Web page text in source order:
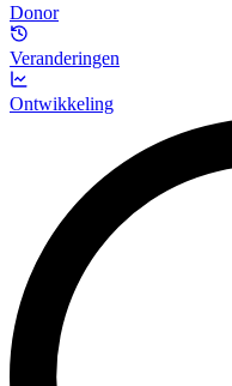
Donor
Veranderingen
Ontwikkeling